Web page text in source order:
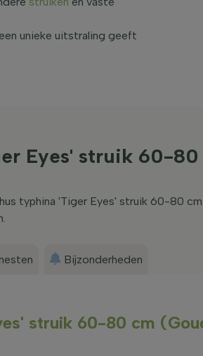
unieke uitstraling geeft
Eyes' struik 60-80
typhina 'Tiger Eyes' struik 60-80
Bijzonderheden
struik 60-80 cm